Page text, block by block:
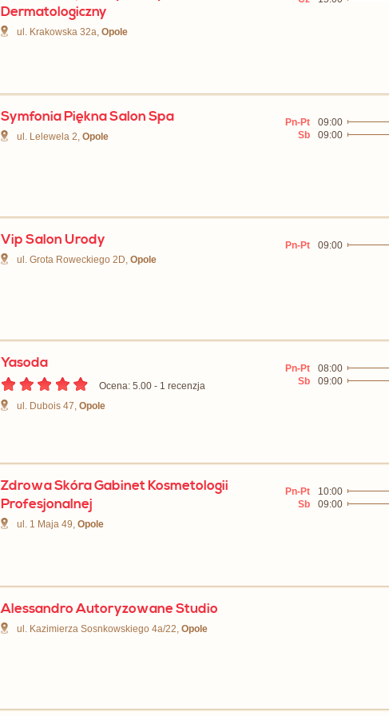
Dermatologiczny
ul. Krakowska 32a, Opole
Symfonia Piękna Salon Spa
ul. Lelewela 2, Opole
Pn-Pt 09:00
Sb
09:00
Vip Salon Urody
ul. Grota Roweckiego 2D, Opole
Pn-Pt 09:00
Yasoda
Ocena: 5.00 - ‎1 recenzja
ul. Dubois 47, Opole
Pn-Pt 08:00
Sb
09:00
Zdrowa Skóra Gabinet Kosmetologii
Profesjonalnej
ul. 1 Maja 49, Opole
Pn-Pt 10:00
Sb
09:00
Alessandro Autoryzowane Studio
ul. Kazimierza Sosnkowskiego 4a/22, Opole